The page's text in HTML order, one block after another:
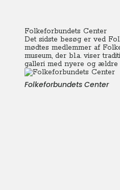
Folkeforbundets Center
Det sidste besøg er ved
mødtes medlemmer af
museum, der bl.a. viser
galleri med nyere og ældre
Folkeforbundets Center